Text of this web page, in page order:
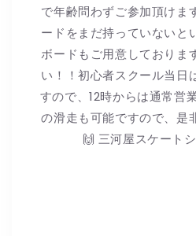
で年齢問わずご参加頂けま
ードをまだ持っていないと
ボードもご用意しておりま
い！！初心者スクール当日
すので、12時からは通常営
の滑走も可能ですので、是
🙌 三河屋スケート